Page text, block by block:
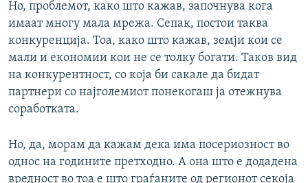
Но, проблемот, како што кажав, започнува кога
имаат многу мала мрежа. Сепак, постои таква
конкуренција. Тоа, како што кажав, земји кои се
мали и економии кои не се толку богати. Таков вид
на конкурентност, со која би сакале да бидат
партнери со најголемиот понекогаш ја отежнува
соработката.
Но, да, морам да кажам дека има посериозност во
однос на годините претходно. А она што е додадена
вредност во тоа е што граѓаните од регионот секоја